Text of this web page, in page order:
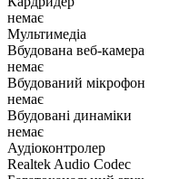
немає
Мультимедіа
Вбудована веб-камера
немає
Вбудований мікрофон
немає
Вбудовані динаміки
немає
Аудіоконтролер
Realtek Audio Codec